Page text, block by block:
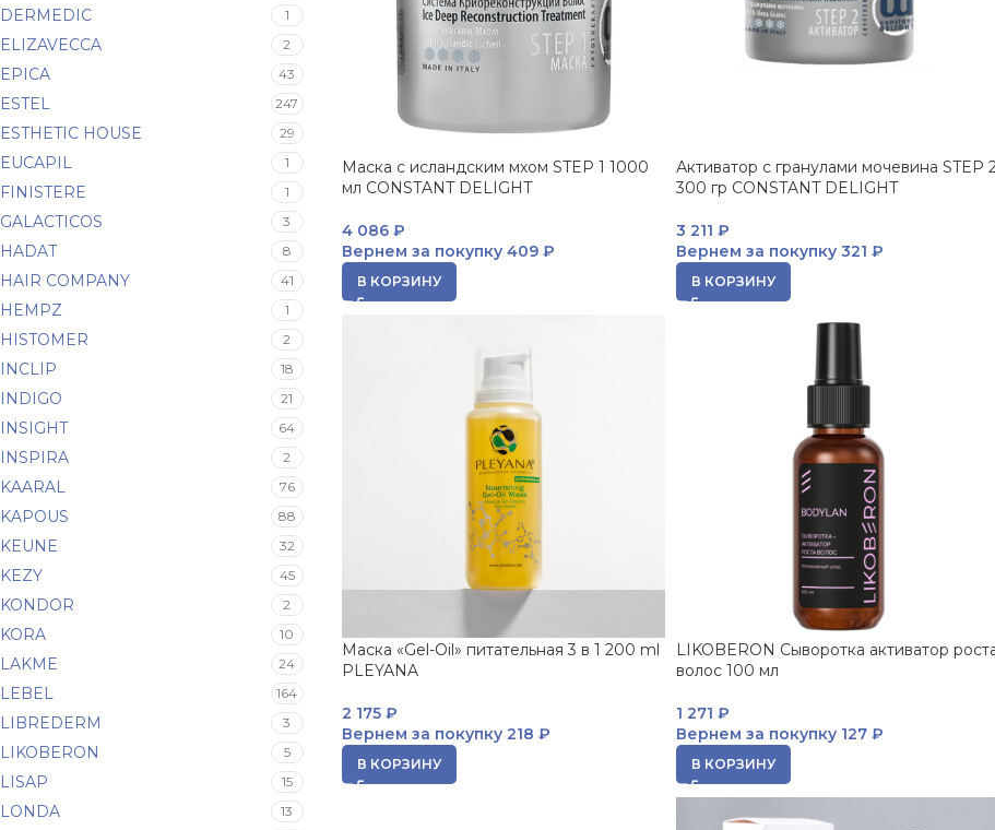
DERMEDIC 1
ELIZAVECCA 2
EPICA 43
ESTEL 247
ESTHETIC HOUSE 29
EUCAPIL 1
FINISTERE 1
GALACTICOS 3
HADAT 8
HAIR COMPANY 41
HEMPZ 1
HISTOMER 2
INCLIP 18
INDIGO 21
INSIGHT 64
INSPIRA 2
KAARAL 76
KAPOUS 88
KEUNE 32
KEZY 45
KONDOR 2
KORA 10
LAKME 24
LEBEL 164
LIBREDERM 3
LIKOBERON 5
LISAP 15
LONDA 13
Маска с исландским мхом STEP 1 1000
мл CONSTANT DELIGHT
4 086 ₽
Вернем за покупку409 ₽
В КОРЗИНУ
Активатор с гранулами мочевина STEP
300 гр CONSTANT DELIGHT
3 211₽
Вернем за покупку 321 ₽
В КОРЗИНУ
Маска «Gel-Oil» питательная 3 в 1 200 ml
PLEYANA
2 175 ₽
Вернем за покупку218 ₽
В КОРЗИНУ
LIKOBERON Сыворотка активатор
волос 100 мл
1 271₽
Вернем за покупку 127 ₽
В КОРЗИНУ